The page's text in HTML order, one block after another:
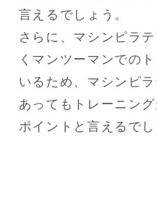
言えるでしょう。
さらに、マシンピラ
くマンツーマンでの
いるため、マシンピ
あってもトレーニン
ポイントと言えるでし